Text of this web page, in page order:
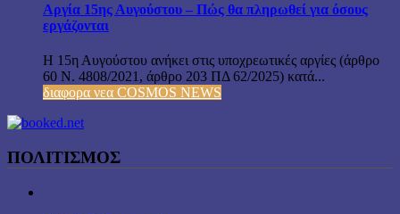
Αργία 15ης Αυγούστου – Πώς θα πληρωθεί για όσους
εργάζονται
Η 15η Αυγούστου ανήκει στις υποχρεωτικές αργίες (άρθρο
60 Ν. 4808/2021, άρθρο 203 ΠΔ 62/2025) κατά...
διαφορα νεα COSMOS NEWS
ΠΟΛΙΤΙΣΜΟΣ